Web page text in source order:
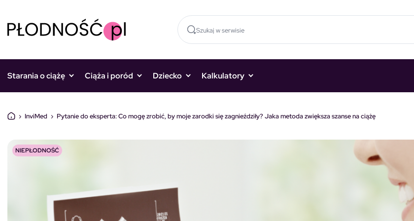
Starania o ciążę Ciąża i poród Dziecko Kalkulatory
› InviMed › Pytanie do eksperta: Co mogę zrobić, by moje zarodki się zagnieździły? Jaka metoda zwiększa szanse na ciążę
NIEPŁODNOŚĆ